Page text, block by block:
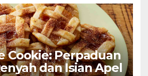
Cookie: Perpaduan
dan Isian Apel